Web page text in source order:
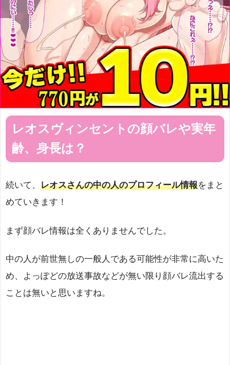
レオスヴィンセントの顔バレや実年
齢、身長は？
続いて、 レオスさんの中の人のプロフィール情報をまと
めていきます！
まず顔バレ情報は全くありませんでした。
中の人が前世無しの一般人である可能性が非常に高いた
め、よっぽどの放送事故などが無い限り顔バレ流出する
ことは無いと思いますね。